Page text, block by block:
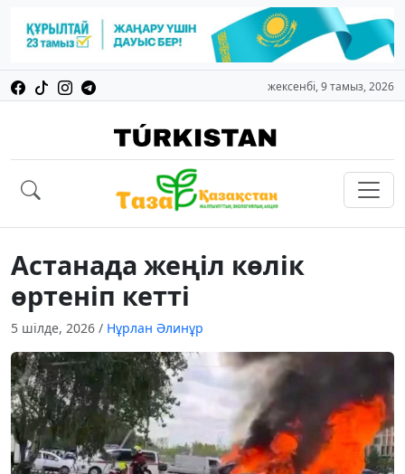
жексенбі, 9 тамыз, 2026
Астанада жеңіл көлік
өртеніп кетті
5 шілде, 2026 / Нұрлан Әлинұр